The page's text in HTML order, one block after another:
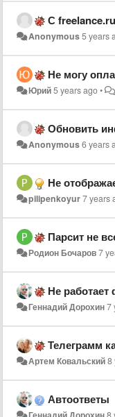
С
Anonymous5 years
Не могу
Юрий5 years ago•
Обновить
Anonymous6 years
Не
pilipenkoyur7 years
Парсит не
Родион Бочаров7
Не работает
Геннадий Дорохин7
Телеграмм
Артем Ковальский8
Автоответы